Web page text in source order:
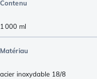
Contenu
1 000 ml
Matériau
acier inoxydable 18/8